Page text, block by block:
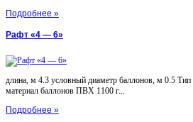
Подробнее »
Рафт «4 — 6»
длина, м 4.3 условный диаметр баллонов, м 0.5 Тип
материал баллонов ПВХ 1100 г...
Подробнее »